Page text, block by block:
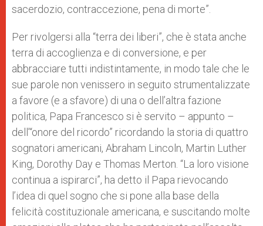
sacerdozio, contraccezione, pena di morte”.
Per rivolgersi alla “terra dei liberi”, che è stata anche
terra di accoglienza e di conversione, e per
abbracciare tutti indistintamente, in modo tale che le
sue parole non venissero in seguito strumentalizzate
a favore (e a sfavore) di una o dell’altra fazione
politica, Papa Francesco si è servito – appunto –
dell’“onore del ricordo” ricordando la storia di quattro
sognatori americani, Abraham Lincoln, Martin Luther
King, Dorothy Day e Thomas Merton. “La loro visione
continua a ispirarci”, ha detto il Papa rievocando
l’idea di quel sogno che si pone alla base della
felicità costituzionale americana, e suscitando molte